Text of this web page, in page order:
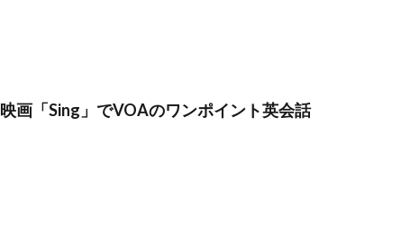
映画「Sing」でVOAのワンポイント英会話